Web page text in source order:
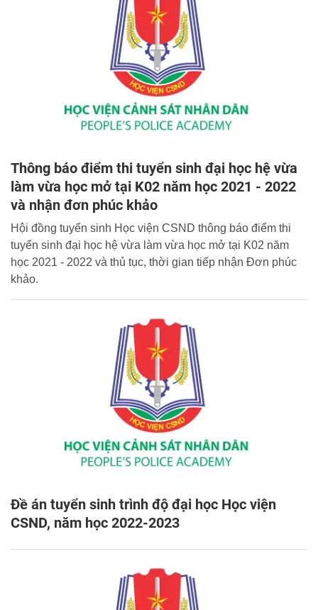
Thông báo điểm thi tuyển sinh đại học hệ vừa
làm vừa học mở tại K02 năm học 2021 - 2022
và nhận đơn phúc khảo
Hội đồng tuyển sinh Học viện CSND thông báo điểm thi
tuyển sinh đại học hệ vừa làm vừa học mở tại K02 năm
học 2021 - 2022 và thủ tục, thời gian tiếp nhận Đơn phúc
khảo.
Đề án tuyển sinh trình độ đại học Học viện
CSND, năm học 2022-2023